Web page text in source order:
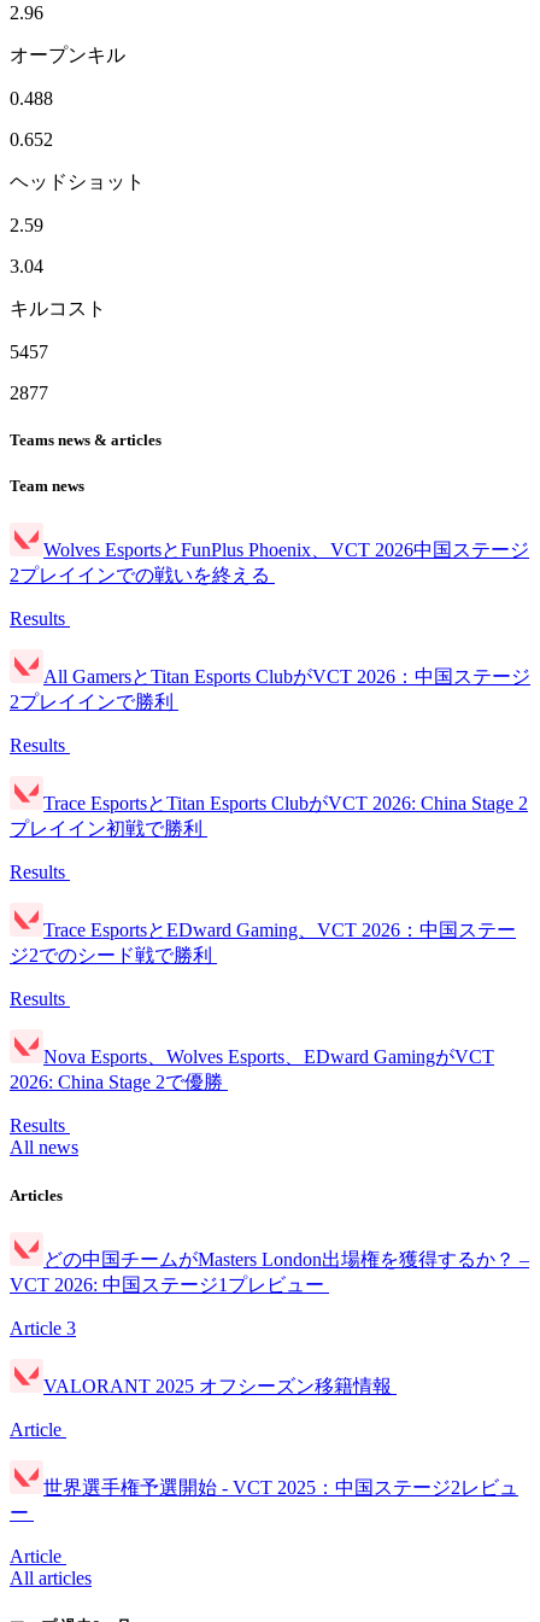
2.96
オープンキル
0.488
0.652
ヘッドショット
2.59
3.04
キルコスト
5457
2877
Teams news & articles
Team news
Wolves EsportsとFunPlus Phoenix、VCT 2026中国ステージ
2プレイインでの戦いを終える
Results
All GamersとTitan Esports ClubがVCT 2026：中国ステージ
2プレイインで勝利
Results
Trace EsportsとTitan Esports ClubがVCT 2026: China Stage 2
プレイイン初戦で勝利
Results
Trace EsportsとEDward Gaming、VCT 2026：中国ステー
ジ2でのシード戦で勝利
Results
Nova Esports、Wolves Esports、EDward GamingがVCT
2026: China Stage 2で優勝
Results
All news
Articles
どの中国チームがMasters London出場権を獲得するか？ –
VCT 2026: 中国ステージ1プレビュー
Article 3
VALORANT 2025 オフシーズン移籍情報
Article
世界選手権予選開始 - VCT 2025：中国ステージ2レビュ
ー
Article
All articles